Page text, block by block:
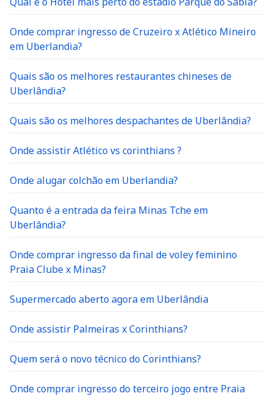
Onde comprar ingresso de Cruzeiro x Atlético Mineiro
em Uberlandia?
Quais são os melhores restaurantes chineses de
Uberlândia?
Quais são os melhores despachantes de Uberlândia?
Onde assistir Atlético vs corinthians ?
Onde alugar colchão em Uberlandia?
Quanto é a entrada da feira Minas Tche em
Uberlândia?
Onde comprar ingresso da final de voley feminino
Praia Clube x Minas?
Supermercado aberto agora em Uberlândia
Onde assistir Palmeiras x Corinthians?
Quem será o novo técnico do Corinthians?
Onde comprar ingresso do terceiro jogo entre Praia